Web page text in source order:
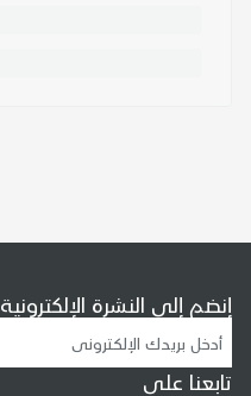
إنضم إلى النشرة الإلكترونية
تابعنا على